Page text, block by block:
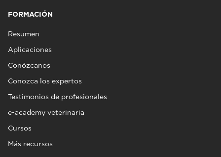
FORMACIÓN
Resumen
Aplicaciones
Conózcanos
Conozca los expertos
Testimonios de profesionales
e-academy veterinaria
Cursos
Más recursos